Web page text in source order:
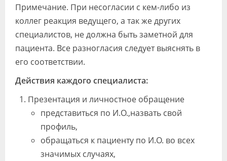
Примечание. При несогласии с кем-либо из
коллег реакция ведущего, а так же других
специалистов, не должна быть заметной для
пациента. Все разногласия следует выяснять в
его соответствии.
Действия каждого специалиста:
Презентация и личностное обращение
представиться по И.О.,назвать свой
профиль,
обращаться к пациенту по И.О. во всех
значимых случаях,